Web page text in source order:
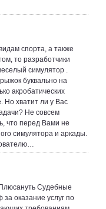
спорта, а также
то разработчики
симулятор .
буквально на
акробатических
Но хватит ли у Вас
Не совсем
что перед Вами не
симулятора и аркады.
Судебные
оказание услуг по